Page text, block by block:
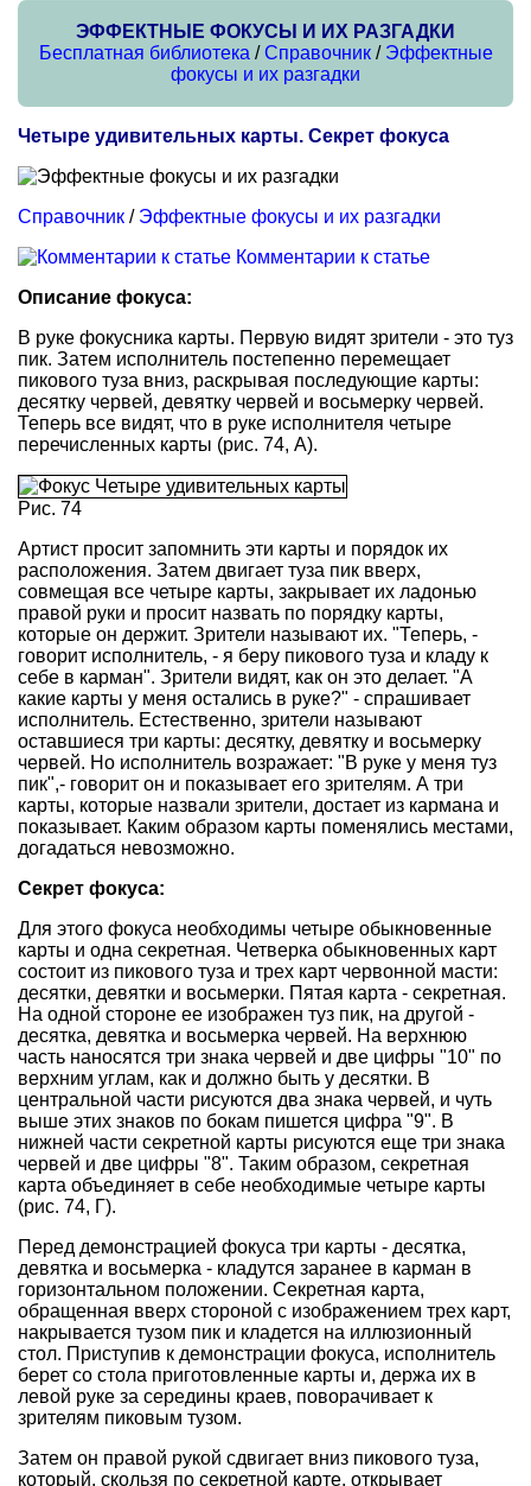
ЭФФЕКТНЫЕ ФОКУСЫ И ИХ РАЗГАДКИ
Бесплатная библиотека /Справочник/ Эффектные
фокусы и их разгадки
Четыре удивительных карты. Секрет фокуса
Справочник / Эффектные фокусы и их разгадки
Комментарии к статье
Описание фокуса:
В руке фокусника карты. Первую видят зрители - это туз
пик. Затем исполнитель постепенно перемещает
пикового туза вниз, раскрывая последующие карты:
десятку червей, девятку червей и восьмерку червей.
Теперь все видят, что в руке исполнителя четыре
перечисленных карты (рис. 74, А).
Рис. 74
Артист просит запомнить эти карты и порядок их
расположения. Затем двигает туза пик вверх,
совмещая все четыре карты, закрывает их ладонью
правой руки и просит назвать по порядку карты,
которые он держит. Зрители называют их. "Теперь, -
говорит исполнитель, - я беру пикового туза и кладу к
себе в карман". Зрители видят, как он это делает. "А
какие карты у меня остались в руке?" - спрашивает
исполнитель. Естественно, зрители называют
оставшиеся три карты: десятку, девятку и восьмерку
червей. Но исполнитель возражает: "В руке у меня туз
пик",- говорит он и показывает его зрителям. А три
карты, которые назвали зрители, достает из кармана и
показывает. Каким образом карты поменялись местами,
догадаться невозможно.
Секрет фокуса:
Для этого фокуса необходимы четыре обыкновенные
карты и одна секретная. Четверка обыкновенных карт
состоит из пикового туза и трех карт червонной масти:
десятки, девятки и восьмерки. Пятая карта - секретная.
На одной стороне ее изображен туз пик, на другой -
десятка, девятка и восьмерка червей. На верхнюю
часть наносятся три знака червей и две цифры "10" по
верхним углам, как и должно быть у десятки. В
центральной части рисуются два знака червей, и чуть
выше этих знаков по бокам пишется цифра "9". В
нижней части секретной карты рисуются еще три знака
червей и две цифры "8". Таким образом, секретная
карта объединяет в себе необходимые четыре карты
(рис. 74, Г).
Перед демонстрацией фокуса три карты - десятка,
девятка и восьмерка - кладутся заранее в карман в
горизонтальном положении. Секретная карта,
обращенная вверх стороной с изображением трех карт,
накрывается тузом пик и кладется на иллюзионный
стол. Приступив к демонстрации фокуса, исполнитель
берет со стола приготовленные карты и, держа их в
левой руке за середины краев, поворачивает к
зрителям пиковым тузом.
Затем он правой рукой сдвигает вниз пикового туза,
который, скользя по секретной карте, открывает